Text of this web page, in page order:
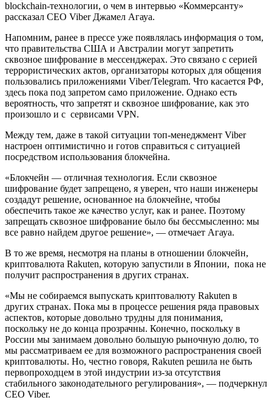
blockchain-технологии, о чем в интервью «Коммерсанту»
рассказал CEO Viber Джамел Агауа.
Напомним, ранее в прессе уже появлялась информация о том,
что правительства США и Австралии могут запретить
сквозное шифрование в мессенджерах. Это связано с серией
террористических актов, организаторы которых для общения
пользовались приложениями Viber/Telegram. Что касается РФ,
здесь пока под запретом само приложение. Однако есть
вероятность, что запретят и сквозное шифрование, как это
произошло и с сервисами VPN.
Между тем, даже в такой ситуации топ-менеджмент Viber
настроен оптимистично и готов справиться с ситуацией
посредством использования блокчейна.
«Блокчейн — отличная технология. Если сквозное
шифрование будет запрещено, я уверен, что наши инженеры
создадут решение, основанное на блокчейне, чтобы
обеспечить такое же качество услуг, как и ранее. Поэтому
запрещать сквозное шифрование было бы бессмысленно: мы
все равно найдем другое решение», — отмечает Агауа.
В то же время, несмотря на планы в отношении блокчейн,
криптовалюта Rakuten, которую запустили в Японии, пока не
получит распространения в других странах.
«Мы не собираемся выпускать криптовалюту Rakuten в
других странах. Пока мы в процессе решения ряда правовых
аспектов, которые довольно трудны для понимания,
поскольку не до конца прозрачны. Конечно, поскольку в
России мы занимаем довольно большую рыночную долю, то
мы рассматриваем ее для возможного распространения своей
криптовалюты. Но, честно говоря, Rakuten решила не быть
первопроходцем в этой индустрии из-за отсутствия
стабильного законодательного регулирования», — подчеркнул
СЕО Viber.